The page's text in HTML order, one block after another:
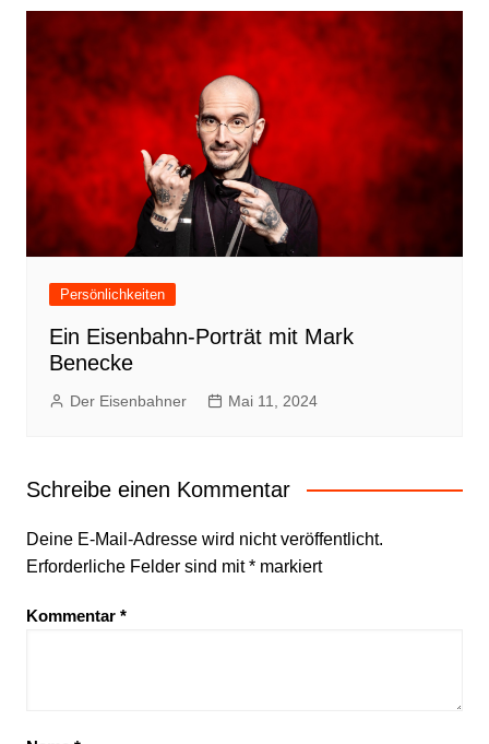
Persönlichkeiten
Ein Eisenbahn-Porträt mit Mark
Benecke
Der Eisenbahner Mai 11, 2024
Schreibe einen Kommentar
Deine E-Mail-Adresse wird nicht veröffentlicht.
Erforderliche Felder sind mit*markiert
Kommentar *